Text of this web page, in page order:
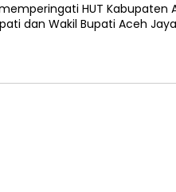
HUT Kabupaten
dan Wakil Bupati Aceh